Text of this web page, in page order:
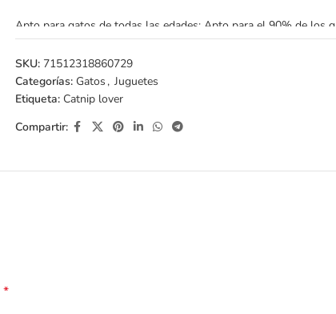
Apto para gatos de todas las edades: Apto para el 90% de los
Conoce todo sobre el catnip
SKU: 71512318860729
Categorías: Gatos , Juguetes
Etiqueta: Catnip lover
Compartir:
*